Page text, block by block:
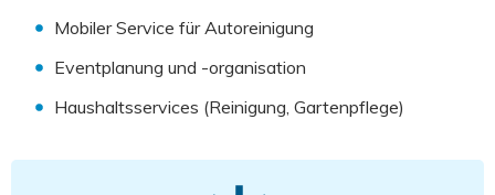
Mobiler Service für Autoreinigung
Eventplanung und -organisation
Haushaltsservices (Reinigung, Gartenpflege)